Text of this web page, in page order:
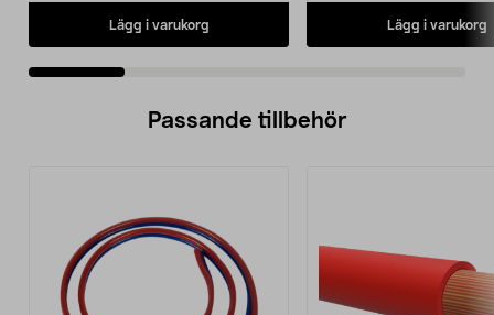
Lägg i varukorg Lägg i varukorg
Passande tillbehör